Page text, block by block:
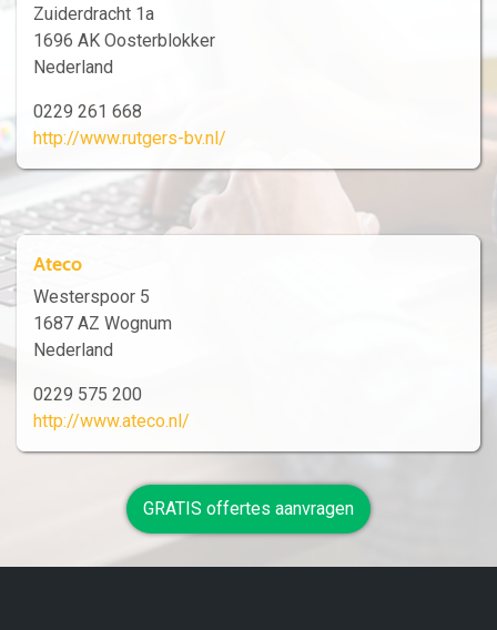
Zuiderdracht 1a
1696 AK Oosterblokker
Nederland
0229 261 668
http://www.rutgers-bv.nl/
Ateco
Westerspoor 5
1687 AZ Wognum
Nederland
0229 575 200
http://www.ateco.nl/
GRATIS offertes aanvragen